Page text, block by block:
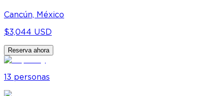
Cancún, México
$3,044 USD
Reserva ahora
13 personas